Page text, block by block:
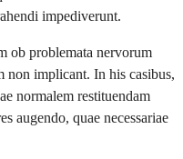
impediverunt.
ob problemata nervorum
non implicant. In his casibus,
normalem restituendam
augendo, quae necessariae